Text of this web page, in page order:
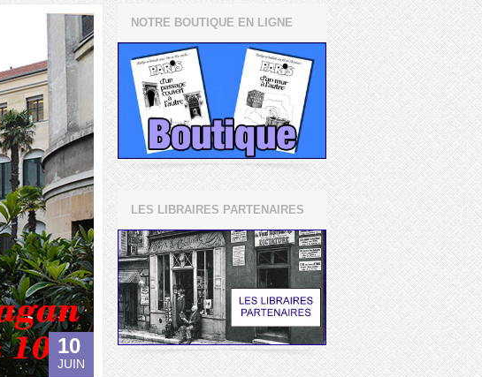
10
JUIN
NOTRE BOUTIQUE EN LIGNE
LES LIBRAIRES PARTENAIRES